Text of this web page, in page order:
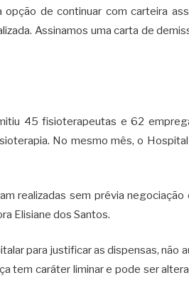
de continuar com carteira
Assinamos uma carta de
45 fisioterapeutas e 62
No mesmo mês, o
realizadas sem prévia negociação
Elisiane dos Santos.
para justificar as dispensas, não
tem caráter liminar e pode ser